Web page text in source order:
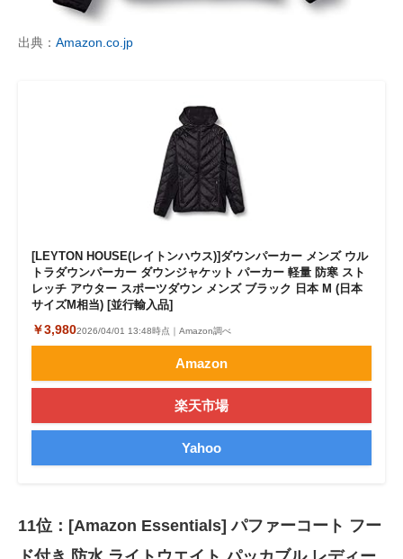
出典： Amazon.co.jp
[LEYTON HOUSE(レイトンハウス)]ダウンパーカー メンズ ウル
トラダウンパーカー ダウンジャケット パーカー 軽量 防寒 スト
レッチ アウター スポーツダウン メンズ ブラック 日本 M (日本
サイズM相当) [並行輸入品]
￥3,9802026/04/01 13:48時点｜Amazon調べ
Amazon
楽天市場
Yahoo
11位：[Amazon Essentials] パファーコート フー